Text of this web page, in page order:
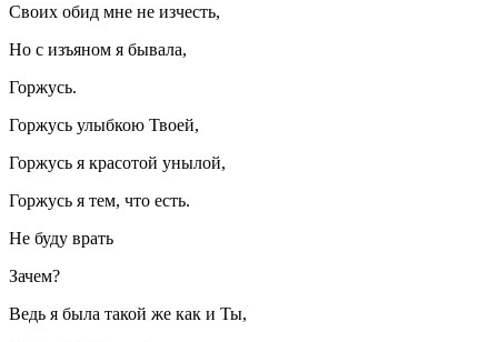
Своих обид мне не изчесть,
Но с изъяном я бывала,
Горжусь.
Горжусь улыбкою Твоей,
Горжусь я красотой унылой,
Горжусь я тем, что есть.
Не буду врать
Зачем?
Ведь я была такой же как и Ты,